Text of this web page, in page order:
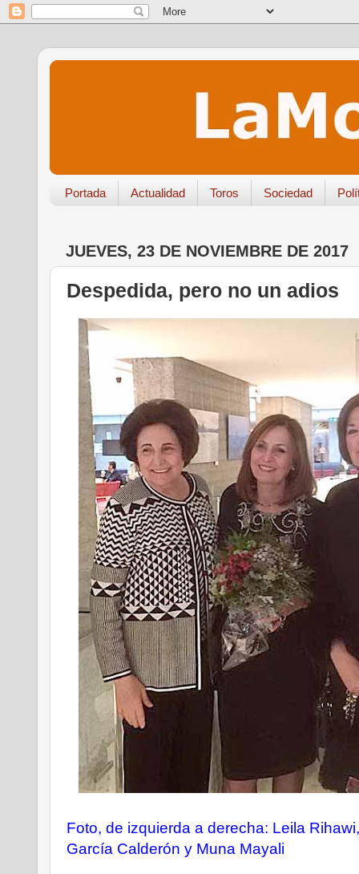
Portada Actualidad Toros Sociedad
JUEVES, 23 DE NOVIEMBRE DE 2017
Despedida, pero no un adios
Foto, de izquierda a derecha: Leila
García Calderón y Muna Mayali